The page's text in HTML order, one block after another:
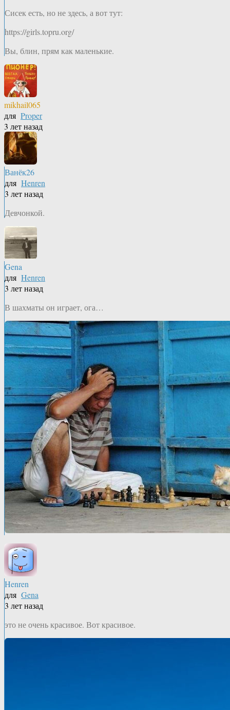
Сисек есть, но не здесь, а вот тут:
https://girls.topru.org/
Вы, блин, прям как маленькие.
mikhail065
для Proper
3 лет назад
Ванёк26
для Henren
3 лет назад
Девчонкой.
Gena
для Henren
3 лет назад
В шахматы он играет, ога…
Henren
для Gena
3 лет назад
это не очень красивое. Вот красивое.